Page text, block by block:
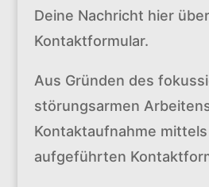
Deine Nachricht hier
Kontaktformular.
Aus Gründen des
störungsarmen
Kontaktaufnahme
aufgeführten